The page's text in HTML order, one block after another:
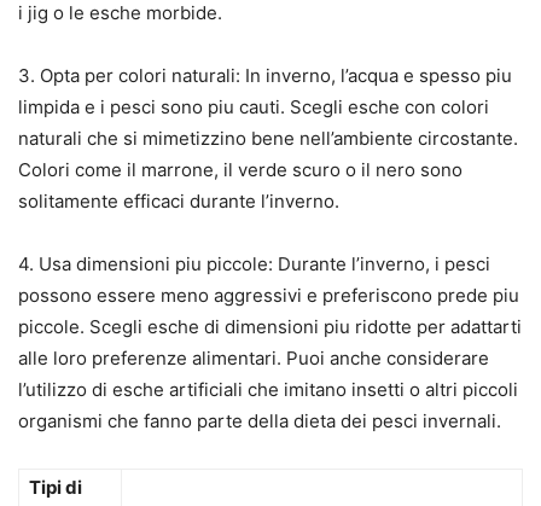
i jig o le esche morbide.
3. Opta per colori naturali: In inverno, l’acqua e spesso piu
limpida e i pesci sono piu cauti. Scegli esche con colori
naturali che si mimetizzino bene nell’ambiente circostante.
Colori come il marrone, il verde scuro o il nero sono
solitamente efficaci durante l’inverno.
4. Usa dimensioni piu piccole: Durante l’inverno, i pesci
possono essere meno aggressivi e preferiscono prede piu
piccole. Scegli esche di dimensioni piu ridotte per adattarti
alle loro preferenze alimentari. Puoi anche considerare
l’utilizzo di esche artificiali che imitano insetti o altri piccoli
organismi che fanno parte della dieta dei pesci invernali.
Tipi di